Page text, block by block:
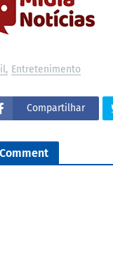
Entretenimento
Compartilhar